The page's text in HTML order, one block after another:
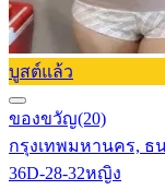
บูสต์แล้ว
ของขวัญ(20)
กรุงเทพมหานคร, ธ
36D-28-32หญิง